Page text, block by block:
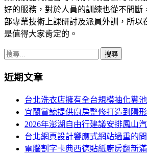
好的服務，對於人員的訓練也從不間斷
部專業技術上課研討及派員外訓，所以
是值得大家肯定的。
搜
關
近期文章
台北洗衣店擁有全台規模抽化糞
宜蘭賞鯨提供廚房整修打造到隱
2026年澎湖自由行建議安排鳳山
台北網頁設計響應式網站過重的
電腦割字卡典西德貼紙廚房翻新